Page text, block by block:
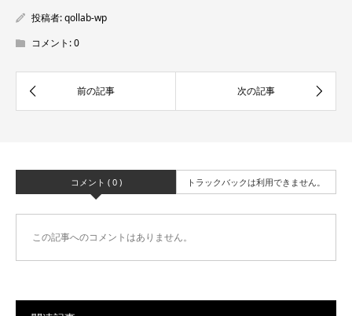
投稿者:qollab-wp
コメント:0
コメント ( 0 ) トラックバックは利用できません。
この記事へのコメントはありません。